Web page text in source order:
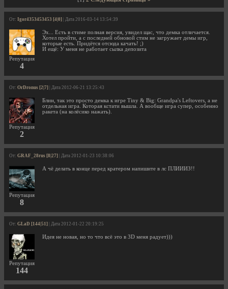
От: Igor4353453453 [4|0] | Дата 2016-03-14 13:54:39
Репутация
4
Эх... Есть в стиме полная версия, увидел щас, что демка отличается.
Хотел пройти, а с последней обновой стим не загружает демы игр,
которые есть. Придётся отсюда качать! ;)
И ещё: У меня не работает сылка депозита
От: OrDronus [2|7] | Дата 2012-06-21 13:25:43
Репутация
2
Блин, так это просто демка к игре Tiny & Big: Grandpa's Leftovers, а не
отдельная игра. Которая кстати вышла. А вообще игра супер, особенно
ракета (на колёсико нажать).
От: GRAF_28rus [8|27] | Дата 2012-01-23 10:38:06
Репутация
8
А чё делать в конце перед кратером напишите в лс ПЛИИИЗ!!
От: GLaD [144|51] | Дата 2012-01-22 20:19:25
Репутация
144
Идея не новая, но то что всё это в 3D меня радует)))